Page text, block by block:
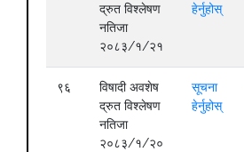
द्रुत विश्लेषण
नतिजा
२०८३/१/२१
हेर्नुहोस्
९६
विषादी अवशेष
द्रुत विश्लेषण
नतिजा
२०८३/१/२०
सूचना
हेर्नुहोस्